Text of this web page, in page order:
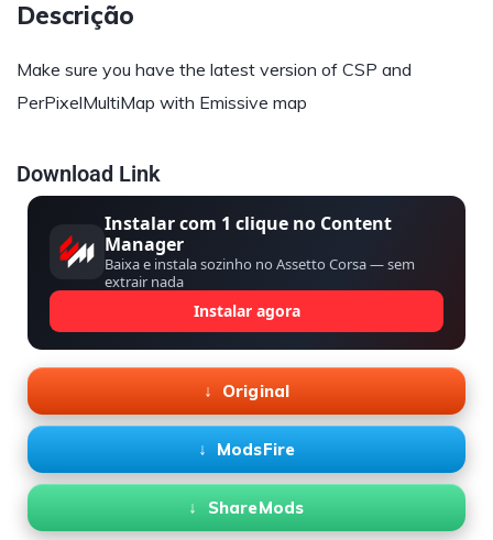
Descrição
Make sure you have the latest version of CSP and
PerPixelMultiMap with Emissive map
Download Link
Instalar com 1 clique no Content
Manager
Baixa e instala sozinho no Assetto Corsa — sem
extrair nada
Instalar agora
Original
ModsFire
ShareMods